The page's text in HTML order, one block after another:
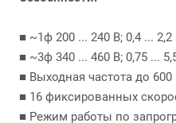
■ ~1ф 200 ... 240 В; 0,4 ... 2,2
■ ~3ф 340 ... 460 В; 0,75 ...
■ Выходная частота до 600
■ 16 фиксированных
■ Режим работы по